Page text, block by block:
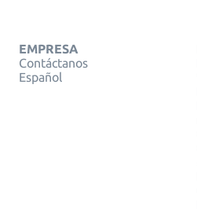
EMPRESA
Contáctanos
Español